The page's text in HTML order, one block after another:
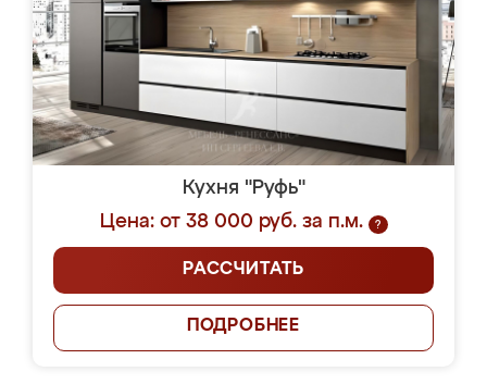
Кухня "Руфь"
Цена: от 38 000 руб. за п.м.
?
РАССЧИТАТЬ
ПОДРОБНЕЕ